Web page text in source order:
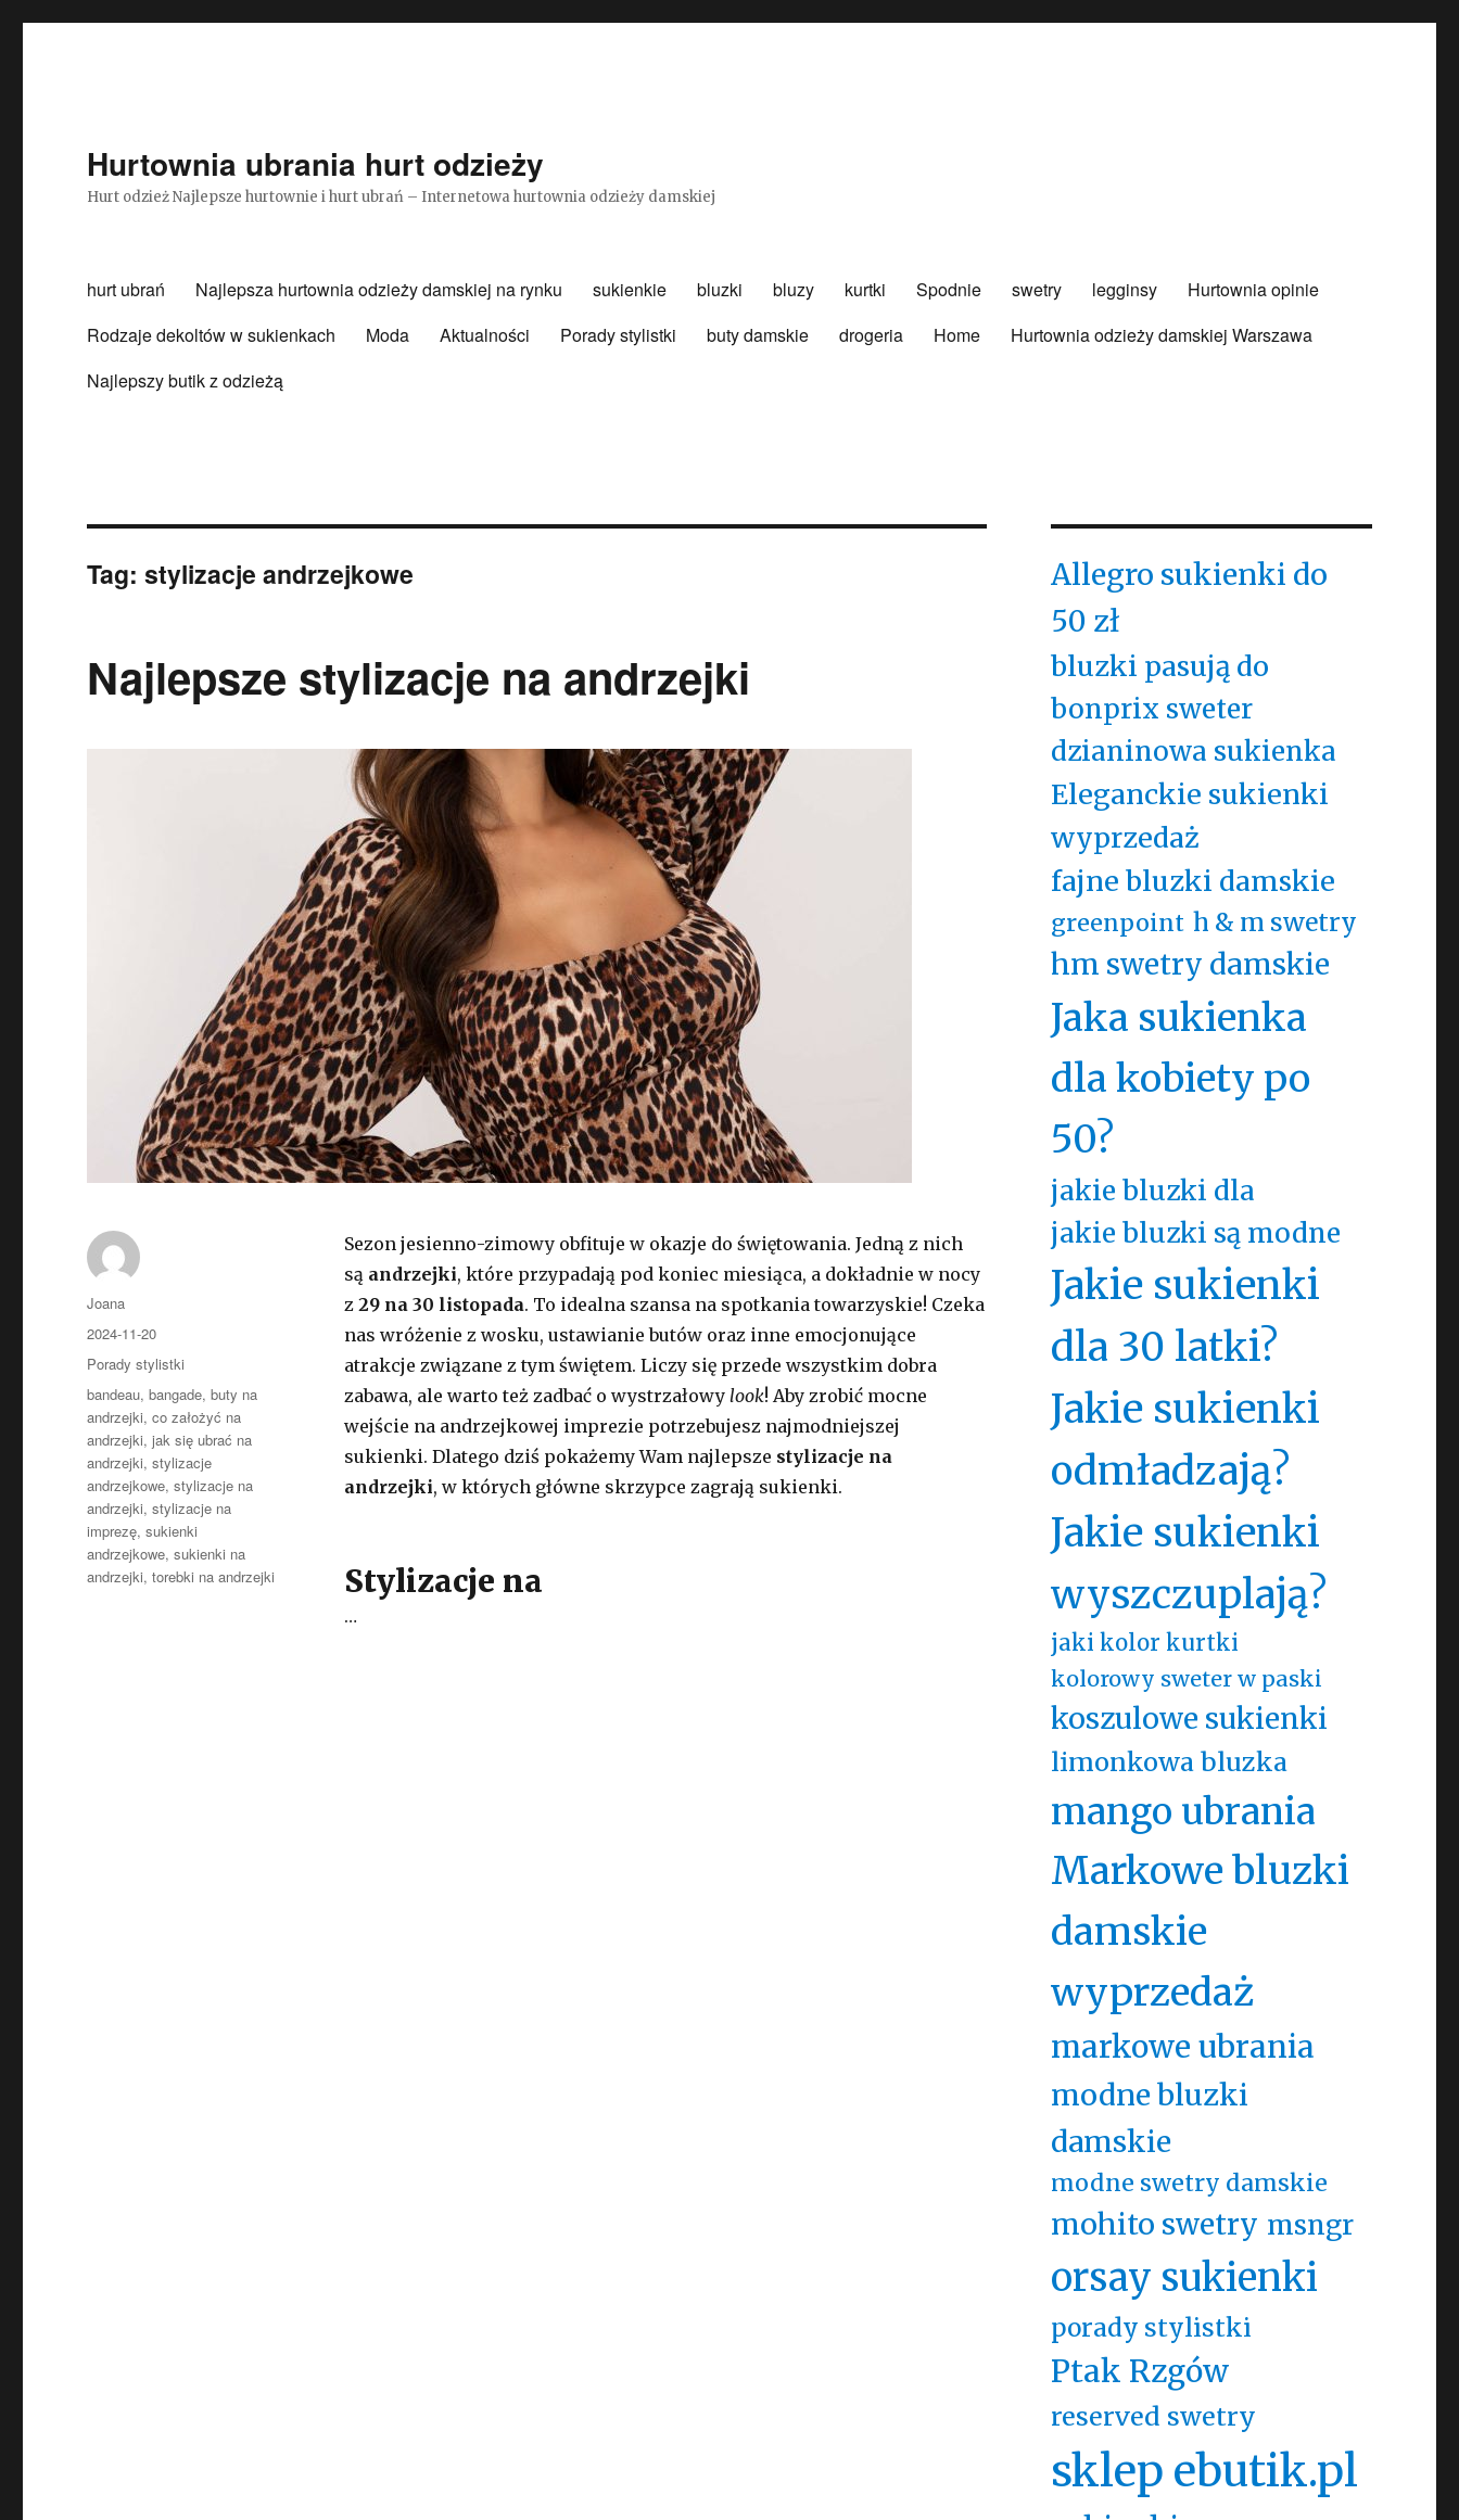
Hurtownia ubrania hurt odzieży
Hurt odzież Najlepsze hurtownie i hurt ubrań – Internetowa hurtownia odzieży damskiej
hurt ubrań Najlepsza hurtownia odzieży damskiej na rynku sukienkie bluzki bluzy kurtki Spodnie swetry legginsy
Hurtownia opinie
Rodzaje dekoltów w sukienkach
Moda Aktualności Porady stylistki buty damskie drogeria Home
Hurtownia odzieży damskiej Warszawa
Najlepszy butik z odzieżą
Tag:stylizacje andrzejkowe
Najlepsze stylizacje na andrzejki
Sezon jesienno-zimowy obfituje w okazje do świętowania. Jedną z nich
są andrzejki, które przypadają pod koniec miesiąca, a dokładnie w nocy
z 29 na 30 listopada. To idealna szansa na spotkania towarzyskie! Czeka
nas wróżenie z wosku, ustawianie butów oraz inne emocjonujące
atrakcje związane z tym świętem. Liczy się przede wszystkim dobra
zabawa, ale warto też zadbać o wystrzałowy look! Aby zrobić mocne
wejście na andrzejkowej imprezie potrzebujesz najmodniejszej
sukienki. Dlatego dziś pokażemy Wam najlepsze stylizacje na
andrzejki, w których główne skrzypce zagrają sukienki.
Stylizacje na
…
Autor
Joana
Opublikowano
2024-11-20
Kategorie
Porady stylistki
Tagi
bandeau,bangade,buty na
andrzejki,co założyć na
andrzejki,jak się ubrać na
andrzejki,stylizacje
andrzejkowe,stylizacje na
andrzejki,stylizacje na
imprezę,sukienki
andrzejkowe,sukienki na
andrzejki,torebki na andrzejki
Allegro sukienki do
50 zł
bluzki pasują do
bonprix sweter
dzianinowa sukienka
Eleganckie sukienki
wyprzedaż
fajne bluzki damskie
greenpoint h & m swetry
hm swetry damskie
Jaka sukienka
dla kobiety po
50?
jakie bluzki dla
jakie bluzki są modne
Jakie sukienki
dla 30 latki?
Jakie sukienki
odmładzają?
Jakie sukienki
wyszczuplają?
jaki kolor kurtki
kolorowy sweter w paski
koszulowe sukienki
limonkowa bluzka
mango ubrania
Markowe bluzki
damskie
wyprzedaż
markowe ubrania
modne bluzki
damskie
modne swetry damskie
mohito swetry msngr
orsay sukienki
porady stylistki
Ptak Rzgów
reserved swetry
sklep ebutik.pl